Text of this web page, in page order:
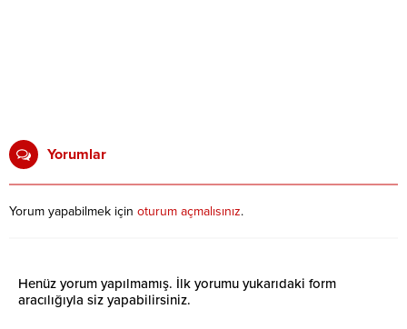
Yorumlar
Yorum yapabilmek için oturum açmalısınız.
Henüz yorum yapılmamış. İlk yorumu yukarıdaki form
aracılığıyla siz yapabilirsiniz.